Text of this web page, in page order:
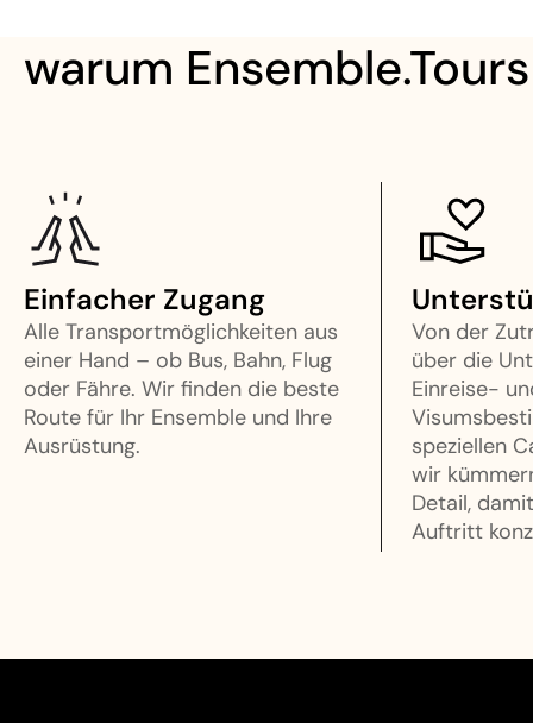
warum Ensemble.Tours
Einfacher Zugang
Alle Transportmöglichkeiten aus
einer Hand – ob Bus, Bahn, Flug
oder Fähre. Wir finden die beste
Route für Ihr Ensemble und Ihre
Ausrüstung.
Von der
über die
Einreise-
speziellen
wir
Detail,
Auftritt